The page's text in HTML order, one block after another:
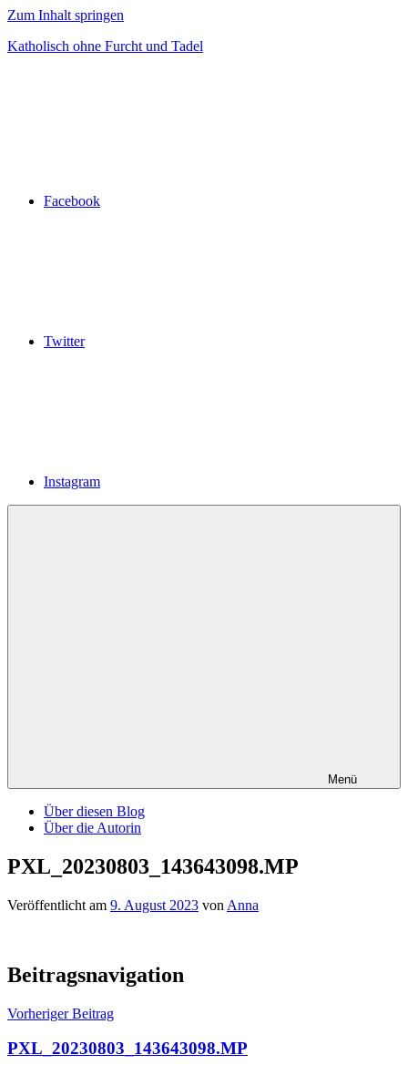
Zum Inhalt springen
Katholisch ohne Furcht und Tadel
Facebook
Twitter
Instagram
Menü
Über diesen Blog
Über die Autorin
PXL_20230803_143643098.MP
Veröffentlicht am 9. August 2023 von Anna
Beitragsnavigation
Vorheriger Beitrag
PXL_20230803_143643098.MP